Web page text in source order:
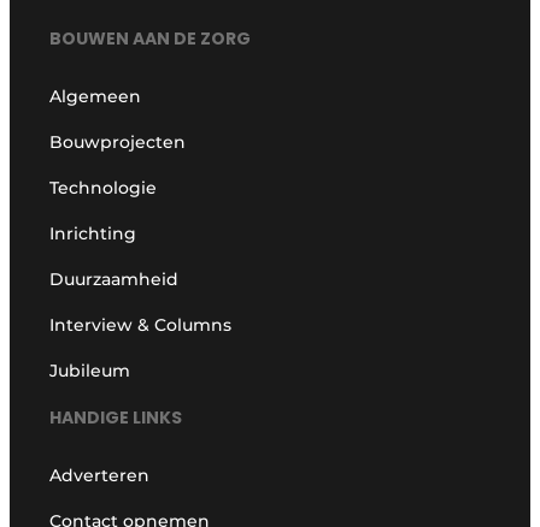
BOUWEN AAN DE ZORG
Algemeen
Bouwprojecten
Technologie
Inrichting
Duurzaamheid
Interview & Columns
Jubileum
HANDIGE LINKS
Adverteren
Contact opnemen